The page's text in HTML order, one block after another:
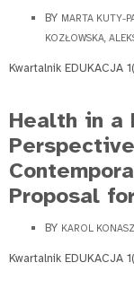
BY MARTA KUTY-
KOZŁOWSKA,
Kwartalnik EDUKACJA
Health in a
Proposal
BY KAROL
Kwartalnik EDUKACJA